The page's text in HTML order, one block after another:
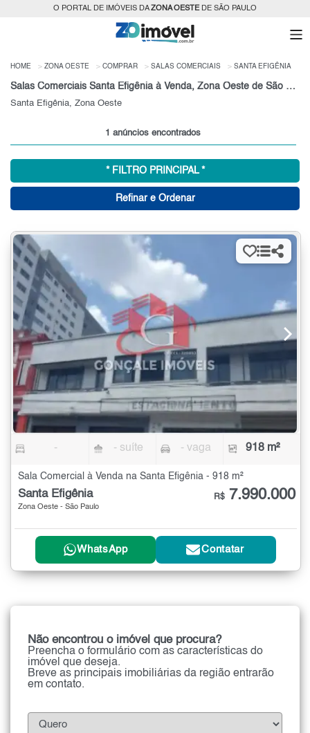
O PORTAL DE IMÓVEIS DAZONA OESTEDE SÃO PAULO
HOME ZONA OESTE COMPRAR SALAS COMERCIAIS SANTA EFIGÊNIA
Salas Comerciais Santa Efigênia à Venda, Zona Oeste de São Paulo
Santa Efigênia, Zona Oeste
1 anúncios encontrados
* FILTRO PRINCIPAL *
Refinar e Ordenar
- - suíte - vaga 918 m²
Sala Comercial à Venda na Santa Efigênia - 918 m²
Santa Efigênia
Zona Oeste - São Paulo
R$ 7.990.000
WhatsApp Contatar
Não encontrou o imóvel que procura?
Preencha o formulário com as características do
imóvel que deseja.
Breve as principais imobiliárias da região entrarão
em contato.